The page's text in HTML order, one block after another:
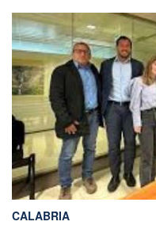
la legge regionale che
Prima di procedere con
2006 occorre ascoltare
attenzione tutte le
CALABRIA